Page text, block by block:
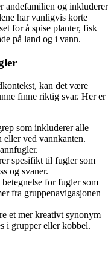
andefamilien og inkluderer
har vanligvis korte
for å spise planter, fisk
på land og i vann.
kan det være
finne riktig svar. Her er
som inkluderer alle
ved vannkanten.
spesifikt til fugler som
og svaner.
for fugler som
fra gruppenavigasjonen
et mer kreativt synonym
i grupper eller kobbel.